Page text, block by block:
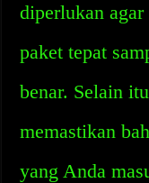
diperlukan
paket tepat
benar. Selain
memastikan
yang Anda